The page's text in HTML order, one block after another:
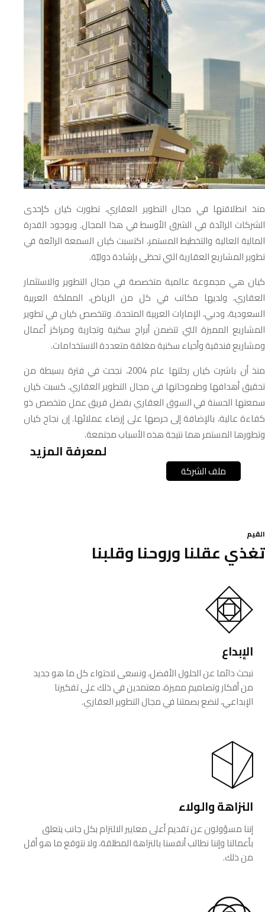
منذ انطلاقتها في مجال التطوير العقاري، تطورت كيان كإحدى
الشركات الرائدة في الشرق الأوسط في هذا المجال. وبوجود القدرة
المالية العالية والتخطيط المستمر، اكتسبت كيان السمعة الرائعة في
تطوير المشاريع العقارية التي تحظى بإشادة دوليّة.
كيان هي مجموعة عالمية متخصصة في مجال التطوير والاستثمار
العقاري، ولديها مكاتب في كل من الرياض، المملكة العربية
السعودية، ودبي، الإمارات العربية المتحدة. وتتخصص كيان في تطوير
المشاريع المميزة التي تتضمن أبراج سكنية وتجارية ومراكز أعمال
ومشاريع فندقية وأحياء سكنية مغلقة متعددة الاستخدامات.
منذ أن باشرت كيان رحلتها عام 2004، نجحت في فترة بسيطة من
تحقيق أهدافها وطموحاتها في مجال التطوير العقاري. كسبت كيان
سمعتها الحسنة في السوق العقاري بفضل فريق عمل متخصص ذو
كفاءة عالية، بالإضافة إلى حرصها على إرضاء عملائها. إن نجاح كيان
وتطورها المستمر هما نتيجة هذه الأسباب مجتمعة.
لمعرفة المزيد
ملف الشركة
القيم
تغذي عقلناوروحنا وقلبنا
الإبداع
نبحث دائما عن الحلول الأفضل، ونسعى لاحتواء كل ما هو جديد
من أفكار وتصاميم مميزة، معتمدين في ذلك على تفكيرنا
الإبداعي، لنضع بصمتنا في مجال التطوير العقاري.
النزاهة والولاء
إننا مسؤولون عن تقديم أعلى معايير الالتزام بكل جانب يتعلق
بأعمالنا وإننا نطالب أنفسنا بالنزاهة المطلقة، ولا نتوقع ما هو أقل
من ذلك.